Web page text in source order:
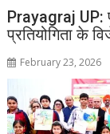
Prayagraj UP:
प्रतियोगिता के
February 23, 2026